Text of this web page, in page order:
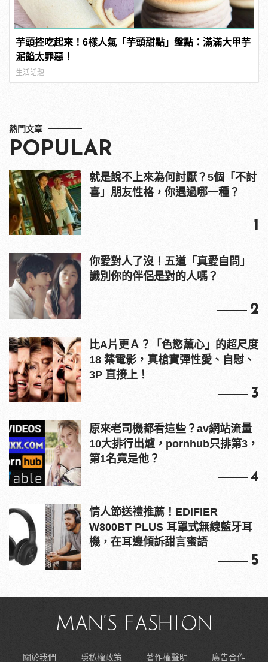
芋頭控吃起來！6樣人氣「芋頭甜點」盤點：滿滿大甲芋
泥餡太罪惡！
生活話題
熱門文章
POPULAR
就是說不上來為何討厭？5個「不討
喜」朋友性格，你遇過哪一種？
1
你愛對人了沒！五道「真愛自問」
識別你的伴侶是對的人嗎？
2
比A片更Ａ？「色慾薰心」的超尺度
18 禁電影，真槍實彈性愛、自慰、
3P 直接上！
3
原來老司機都看這些？av網站流量
10大排行出爐，pornhub只排第3，
第1名竟是他？
4
情人節送禮推薦！EDIFIER
W800BT PLUS 耳罩式無線藍牙耳
機，在耳邊傾訴甜言蜜語
5
關於我們 隱私權政策 著作權聲明 廣告合作